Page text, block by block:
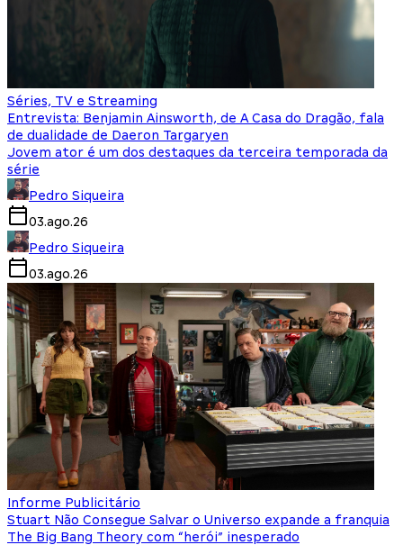
Séries, TV e Streaming
Entrevista: Benjamin Ainsworth, de A Casa do Dragão, fala
de dualidade de Daeron Targaryen
Jovem ator é um dos destaques da terceira temporada da
série
Pedro Siqueira
03.ago.26
Pedro Siqueira
03.ago.26
Informe Publicitário
Stuart Não Consegue Salvar o Universo expande a franquia
The Big Bang Theory com “herói” inesperado